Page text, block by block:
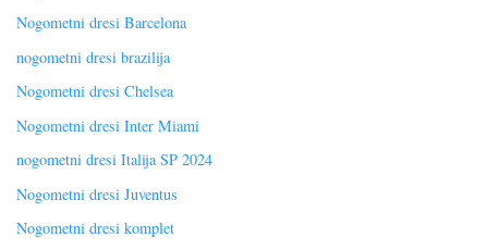
Nogometni dresi Barcelona
nogometni dresi brazilija
Nogometni dresi Chelsea
Nogometni dresi Inter Miami
nogometni dresi Italija SP 2024
Nogometni dresi Juventus
Nogometni dresi komplet